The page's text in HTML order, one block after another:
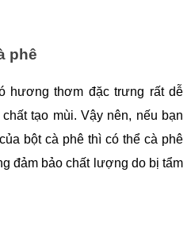
phê
hương thơm đặc trưng rất dễ
tạo mùi. Vậy nên, nếu bạn
bột cà phê thì có thể cà phê
đảm bảo chất lượng do bị tẩm